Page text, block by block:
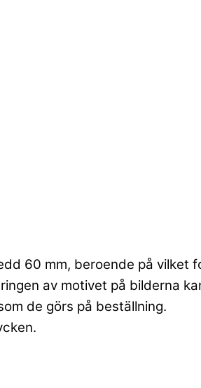
60 mm, beroende på
av motivet på bilderna
de görs på beställning.